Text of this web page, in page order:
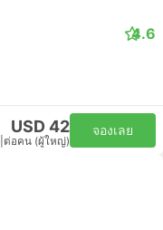
4.6
USD 42
ต่อคน (ผู้ใหญ่)
จองเลย